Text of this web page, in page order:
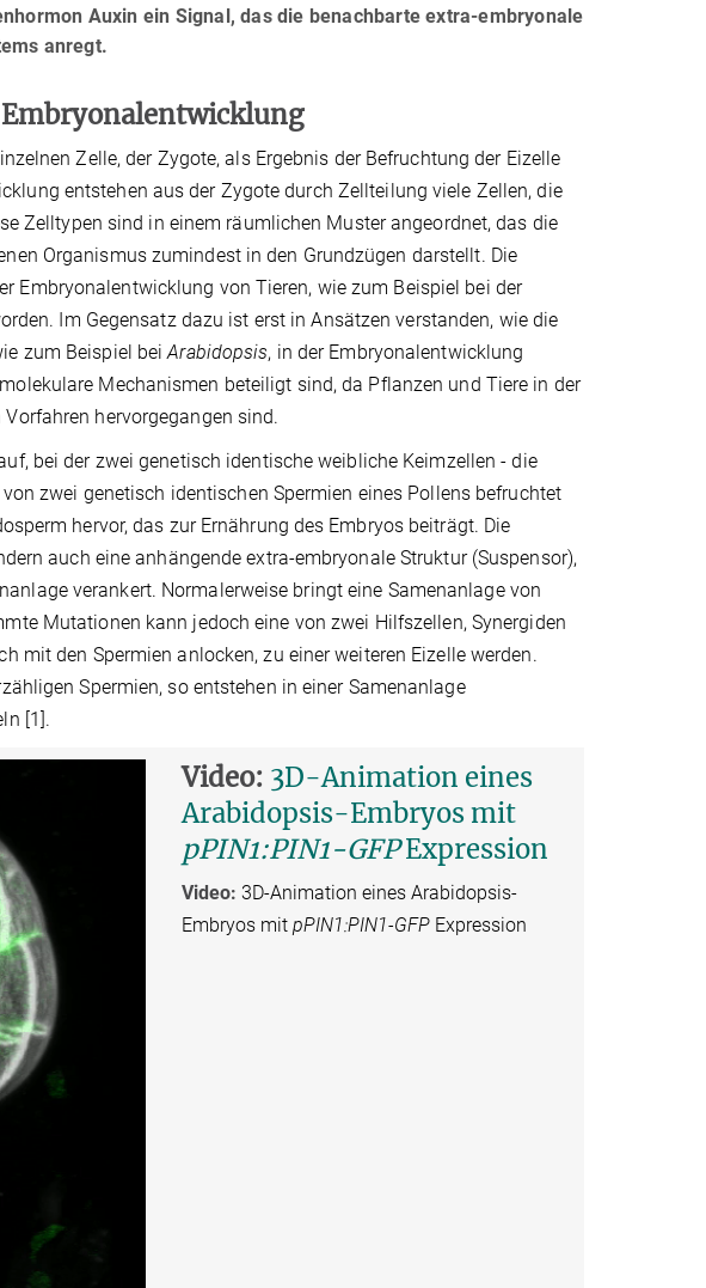
Auxin ein Signal, das die benachbarte extra-embryonale
anregt.
Zelle, der Zygote, als Ergebnis der Befruchtung der Eizelle
entstehen aus der Zygote durch Zellteilung viele Zellen, die
Zelltypen sind in einem räumlichen Muster angeordnet, das die
Organismus zumindest in den Grundzügen darstellt. Die
Embryonalentwicklung von Tieren, wie zum Beispiel bei der
Im Gegensatz dazu ist erst in Ansätzen verstanden, wie die
zum Beispiel beiArabidopsis, in der Embryonalentwicklung
Mechanismen beteiligt sind, da Pflanzen und Tiere in der
hervorgegangen sind.
bei der zwei genetisch identische weibliche Keimzellen - die
zwei genetisch identischen Spermien eines Pollens befruchtet
hervor, das zur Ernährung des Embryos beiträgt. Die
auch eine anhängende extra-embryonale Struktur (Suspensor),
verankert. Normalerweise bringt eine Samenanlage von
Mutationen kann jedoch eine von zwei Hilfszellen, Synergiden
mit den Spermien anlocken, zu einer weiteren Eizelle werden.
Spermien, so entstehen in einer Samenanlage
[1].
Video: 3D-Animation eines
Arabidopsis-Embryos mit
pPIN1:PIN1-GFPExpression
Video: 3D-Animation eines Arabidopsis-
Embryos mit pPIN1:PIN1-GFPExpression